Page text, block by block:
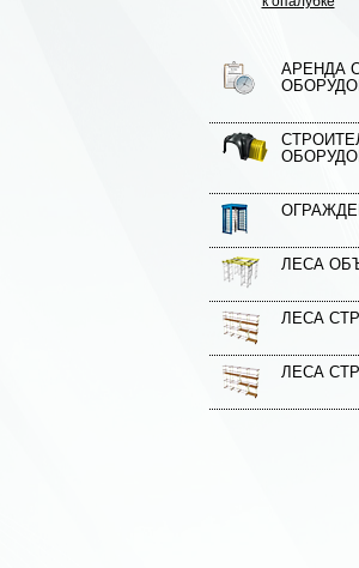
АРЕНДА
ЛЕСА
ЛЕСА
ЛЕСА